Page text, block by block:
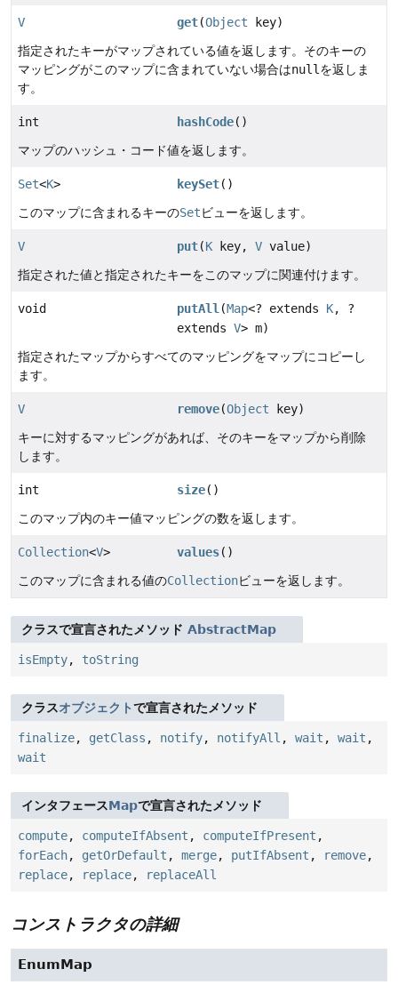
V get(Object key)
指定されたキーがマップされている値を返します。そのキーの
マッピングがこのマップに含まれていない場合はnull を返しま
す。
int hashCode()
マップのハッシュ・コード値を返します。
Set<K> keySet()
このマップに含まれるキーのSetビューを返します。
V put(K key,V value)
指定された値と指定されたキーをこのマップに関連付けます。
void putAll (Map<? extends K, ?
extendsV> m)
指定されたマップからすべてのマッピングをマップにコピーし
ます。
V remove(Object key)
キーに対するマッピングがあれば、そのキーをマップから削除
します。
int size()
このマップ内のキー値マッピングの数を返します。
Collection<V> values()
このマップに含まれる値のCollectionビューを返します。
クラスで宣言されたメソッド AbstractMap
isEmpty, toString
クラスオブジェクトで宣言されたメソッド
finalize, getClass , notify, notifyAll , wait , wait ,
wait
インタフェースMapで宣言されたメソッド
compute, computeIfAbsent , computeIfPresent ,
forEach, getOrDefault , merge, putIfAbsent , remove,
replace, replace, replaceAll
コンストラクタの詳細
EnumMap